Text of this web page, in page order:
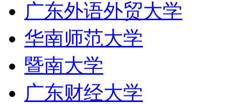
广东外语外贸大学
华南师范大学
暨南大学
广东财经大学